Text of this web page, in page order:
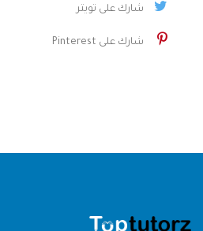
شارك على تويتر
شارك على Pinterest